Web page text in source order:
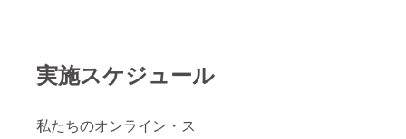
実施スケジュール
私たちのオンライン・ス